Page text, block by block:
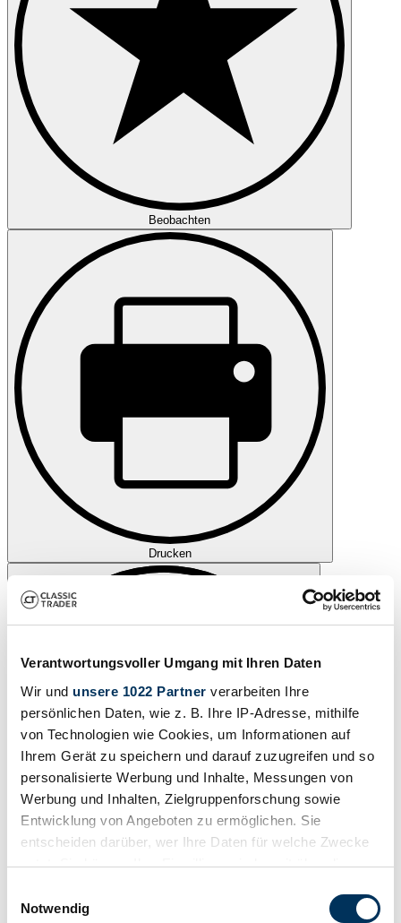
Verantwortungsvoller Umgang mit Ihren Daten
Wir und unsere 1022 Partner verarbeiten Ihre
persönlichen Daten, wie z. B. Ihre IP-Adresse, mithilfe
von Technologien wie Cookies, um Informationen auf
Ihrem Gerät zu speichern und darauf zuzugreifen und so
personalisierte Werbung und Inhalte, Messungen von
Werbung und Inhalten, Zielgruppenforschung sowie
Entwicklung von Angeboten zu ermöglichen. Sie
entscheiden darüber, wer Ihre Daten für welche Zwecke
nutzt. Sie können Ihre Einwilligung jederzeit über die
Trigger Symbol ändern oder widerrufen
Notwendig
Beobachten
Drucken